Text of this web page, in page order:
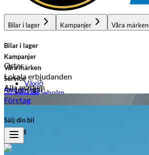
Bilar i lager Kampanjer Våra märken
Bilar i lager
Orter
Växjö
Hässleholm
Ljungby
Typ av fordon
Kampanjer
Lokala erbjudanden
Ljungby
Växjö
Kampanjer på märken
Våra märken
Alla märken
Service
Anläggningar
Sälj din bil
Företag
Sälj din bil
Företag